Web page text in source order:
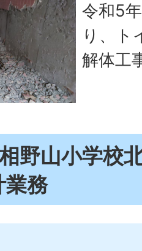
令和5
り、ト
解体工
野山小学校
業務